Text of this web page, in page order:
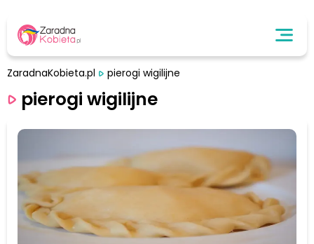
ZaradnaKobieta.pl pierogi wigilijne
pierogi wigilijne